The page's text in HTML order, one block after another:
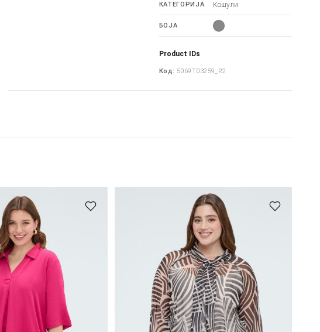
КАТЕГОРИЈА Кошули
БОЈА
Product IDs
Код: 5069T03259_R2